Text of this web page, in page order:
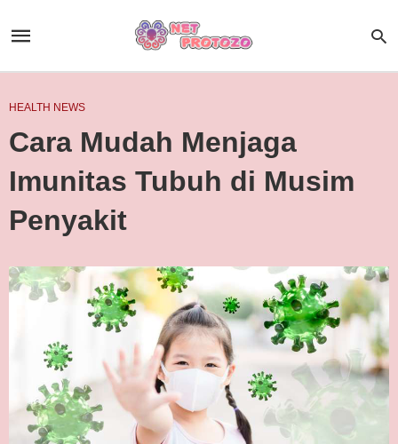
HEALTH NEWS
Cara Mudah Menjaga
Imunitas Tubuh di Musim
Penyakit